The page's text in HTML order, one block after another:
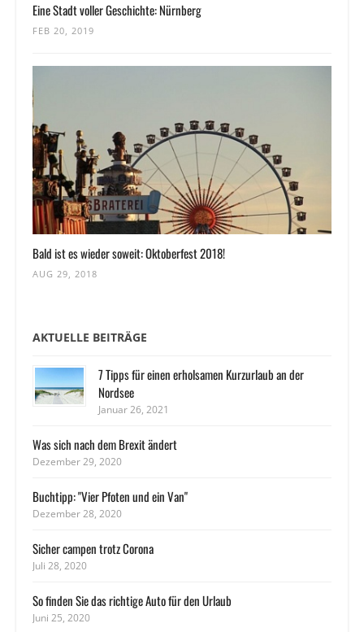
Eine Stadt voller Geschichte: Nürnberg
FEB 20, 2019
Bald ist es wieder soweit: Oktoberfest 2018!
AUG 29, 2018
AKTUELLE BEITRÄGE
7 Tipps für einen erholsamen Kurzurlaub an der
Nordsee
Januar 26, 2021
Was sich nach dem Brexit ändert
Dezember 29, 2020
Buchtipp: "Vier Pfoten und ein Van"
Dezember 28, 2020
Sicher campen trotz Corona
Juli 28, 2020
So finden Sie das richtige Auto für den Urlaub
Juni 25, 2020